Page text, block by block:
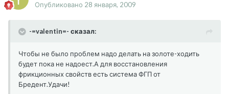
Опубликовано 28 января, 2009
-=valentin=- сказал:
Чтобы не было проблем надо делать на золоте-ходить
будет пока не надоест.А для восстановления
фрикционных свойств есть система ФГП от
Бредент.Удачи!